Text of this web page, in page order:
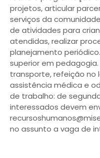
projetos, articular
serviços da
de atividades para
atendidas, realizar
planejamento
superior em
transporte, refeição no
assistência médica e
de trabalho: de
interessados devem
no assunto a vaga de